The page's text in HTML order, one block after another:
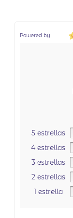
Powered by
5 estrellas
4 estrellas
3 estrellas
2 estrellas
1 estrella